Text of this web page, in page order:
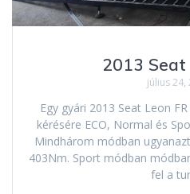
2013 Seat
július 24,
Egy gyári 2013 Seat Leon
kérésére ECO, Normal és
Mindhárom módban
403Nm. Sport módban
fel a